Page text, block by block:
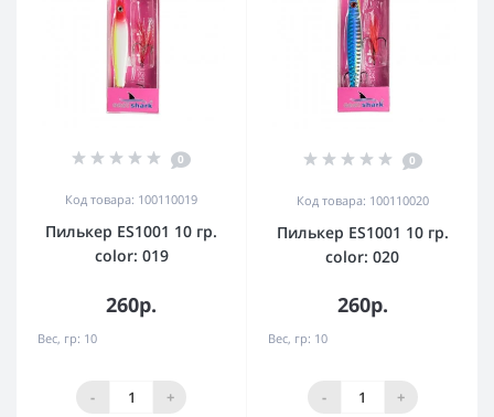
0
Код товара: 100110019
Пилькер ES1001 10 гр.
color: 019
260р.
Вес, гр: 10
- +
0
Код товара: 100110020
Пилькер ES1001 10 гр.
color: 020
260р.
Вес, гр: 10
- +